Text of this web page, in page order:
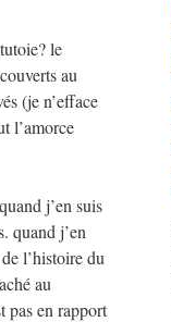
le
au
(je n’efface
l’amorce
j’en suis
quand j’en
l’histoire du
au
pas en rapport